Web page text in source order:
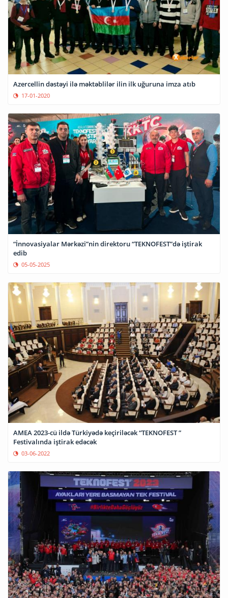
Azercellin dəstəyi ilə məktəblilər ilin ilk uğuruna imza atıb
17-01-2020
“İnnovasiyalar Mərkəzi”nin direktoru “TEKNOFEST”də iştirak
edib
05-05-2025
AMEA 2023-cü ildə Türkiyədə keçiriləcək “TEKNOFEST ”
Festivalında iştirak edəcək
03-06-2022